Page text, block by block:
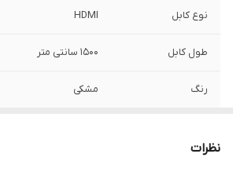
نوع کابل HDMI
طول کابل 1500 سانتی متر
رنگ مشکی
نظرات